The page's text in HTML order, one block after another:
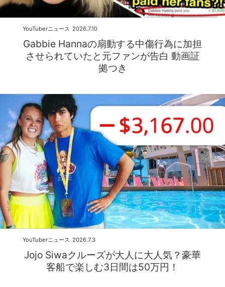
YouTuberニュース 2026.7.10
Gabbie Hannaの扇動する中傷行為に加担
させられていたと元ファンが告白 動画証
拠つき
YouTuberニュース 2026.7.3
Jojo Siwaクルーズが大人に大人気？豪華
客船で楽しむ3日間は50万円！